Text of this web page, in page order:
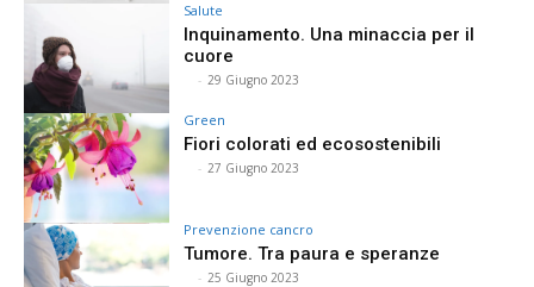
Salute
Inquinamento. Una minaccia per il
cuore
- 29 Giugno 2023
Green
Fiori colorati ed ecosostenibili
- 27 Giugno 2023
Prevenzione cancro
Tumore. Tra paura e speranze
- 25 Giugno 2023